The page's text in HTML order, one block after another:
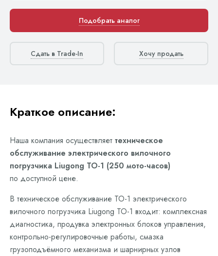
Подобрать аналог
Сдать в Trade-In Хочу продать
Краткое описание:
Наша компания осуществляет техническое
обслуживание электрического вилочного
погрузчика Liugong ТО-1 (250 мото-часов)
по доступной цене.
В техническое обслуживание ТО-1 электрического
вилочного погрузчика Liugong ТО-1 входит: комплексная
диагностика, продувка электронных блоков управления,
контрольно-регулировочные работы, смазка
грузоподъёмного механизма и шарнирных узлов